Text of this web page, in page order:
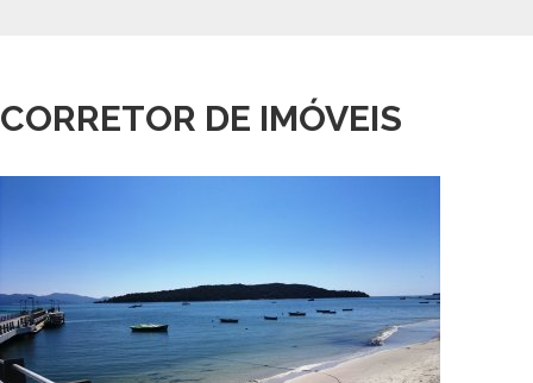
CORRETOR DE IMÓVEIS